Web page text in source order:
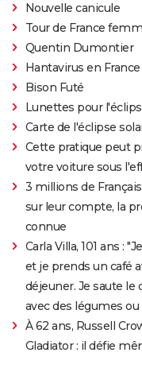
Nouvelle canicule
Tour de France
Quentin Dumontier
Hantavirus en France
Bison Futé
Lunettes pour
Carte de l'éclipse
Cette pratique peut
votre voiture sous
3 millions de
sur leur compte, la
connue
Carla Villa, 101 ans :
et je prends un café
déjeuner. Je saute le
avec des légumes
À 62 ans, Russell
Gladiator : il défie